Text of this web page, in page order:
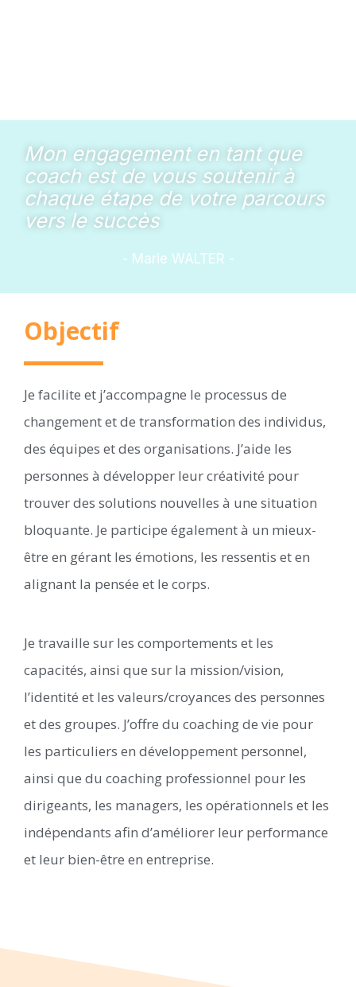
Mon engagement en tant que
coach est de vous soutenir à
chaque étape de votre parcours
vers le succès
- Marie WALTER -
Objectif
Je facilite et j’accompagne le processus de
changement et de transformation des individus,
des équipes et des organisations. J’aide les
personnes à développer leur créativité pour
trouver des solutions nouvelles à une situation
bloquante. Je participe également à un mieux-
être en gérant les émotions, les ressentis et en
alignant la pensée et le corps.
Je travaille sur les comportements et les
capacités, ainsi que sur la mission/vision,
l’identité et les valeurs/croyances des personnes
et des groupes. J’offre du coaching de vie pour
les particuliers en développement personnel,
ainsi que du coaching professionnel pour les
dirigeants, les managers, les opérationnels et les
indépendants afin d’améliorer leur performance
et leur bien-être en entreprise.